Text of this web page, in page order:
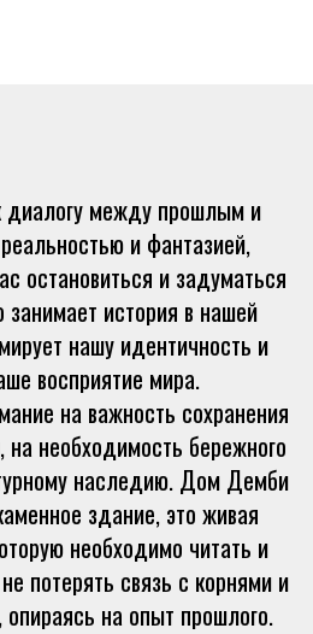
диалогу между прошлым и
и фантазией,
остановиться и задуматься
занимает история в нашей
нашу идентичность и
восприятие мира.
на важность сохранения
на необходимость бережного
наследию. Дом Демби
здание, это живая
необходимо читать и
потерять связь с корнями и
на опыт прошлого.